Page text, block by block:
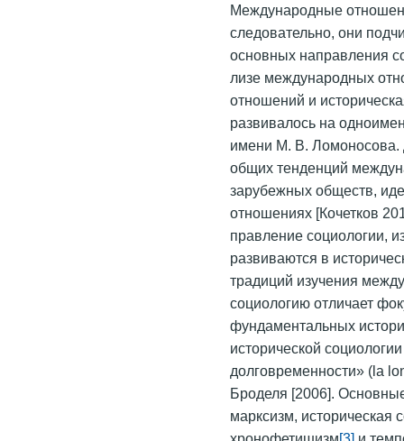
Международные
следовательно, они
основных направления
лизе международных
отношений и
развивалось на
имени М. В. Ломоносова.
общих тенденций
зарубежных обществ,
отношениях [Кочетков
правление социологии,
развиваются в
традиций изучения
социологию отличает
фундаментальных
исторической
долговременности» (la
Броделя [2006].
марксизм, историческая